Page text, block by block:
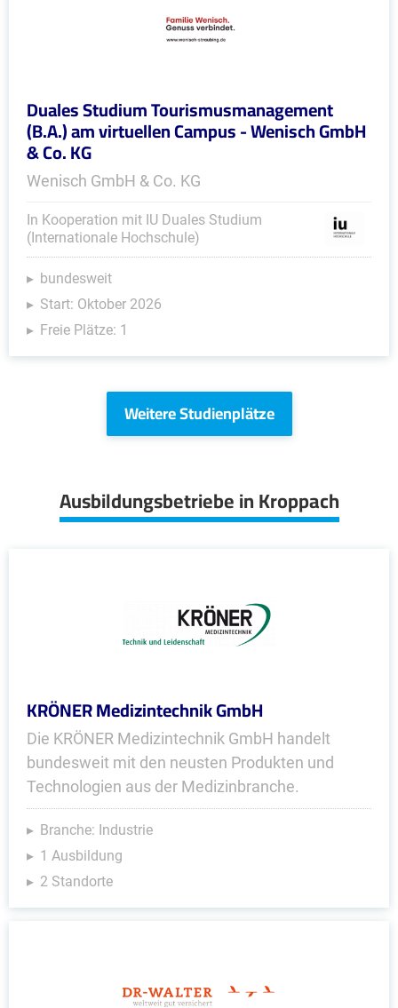
Duales Studium Tourismusmanagement
(B.A.) am virtuellen Campus - Wenisch GmbH
& Co. KG
Wenisch GmbH & Co. KG
In Kooperation mit IU Duales Studium
(Internationale Hochschule)
bundesweit
Start: Oktober 2026
Freie Plätze: 1
Weitere Studienplätze
Ausbildungsbetriebe in Kroppach
KRÖNER Medizintechnik GmbH
Die KRÖNER Medizintechnik GmbH handelt
bundesweit mit den neusten Produkten und
Technologien aus der Medizinbranche.
Branche: Industrie
1 Ausbildung
2 Standorte